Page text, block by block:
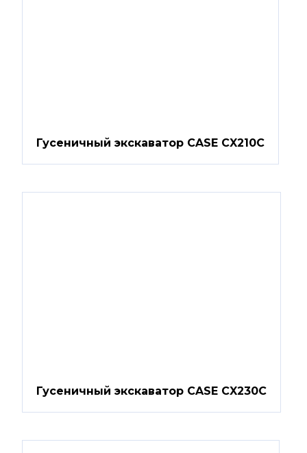
Гусеничный экскаватор CASE CX210C
Гусеничный экскаватор CASE CX230C